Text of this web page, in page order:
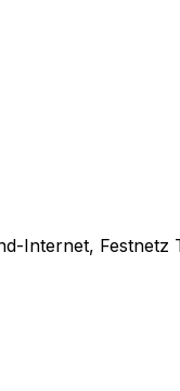
Internet,